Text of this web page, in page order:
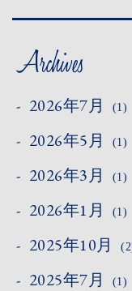
2026年7月 (1)
2026年5月 (1)
2026年3月 (1)
2026年1月 (1)
2025年10月
2025年7月 (1)